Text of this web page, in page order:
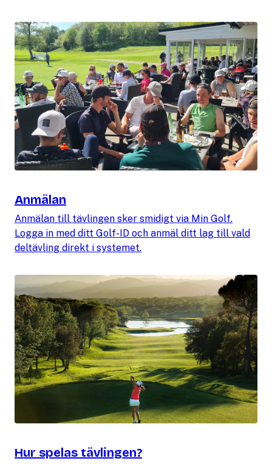
Anmälan
Anmälan till tävlingen sker smidigt via Min Golf.
Logga in med ditt Golf-ID och anmäl ditt lag till vald
deltävling direkt i systemet.
Hur spelas tävlingen?